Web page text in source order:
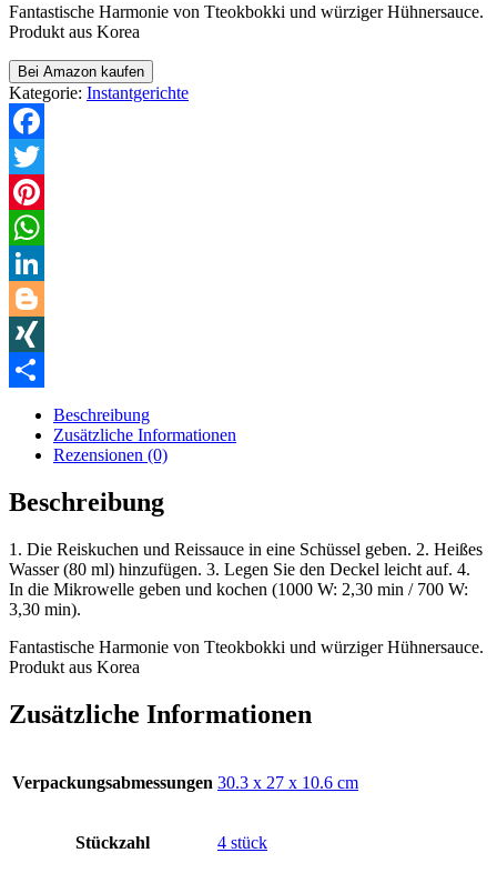
Fantastische Harmonie von Tteokbokki und würziger Hühnersauce.
Produkt aus Korea
Bei Amazon kaufen
Kategorie: Instantgerichte
Facebook
Twitter
Pinterest
WhatsApp
LinkedIn
Blogger
XING
Beschreibung
Zusätzliche Informationen
Rezensionen (0)
Beschreibung
1. Die Reiskuchen und Reissauce in eine Schüssel geben. 2. Heißes
Wasser (80 ml) hinzufügen. 3. Legen Sie den Deckel leicht auf. 4.
In die Mikrowelle geben und kochen (1000 W: 2,30 min / 700 W:
3,30 min).
Fantastische Harmonie von Tteokbokki und würziger Hühnersauce.
Produkt aus Korea
Zusätzliche Informationen
Verpackungsabmessungen ‎30.3 x 27 x 10.6 cm
Stückzahl ‎4 stück